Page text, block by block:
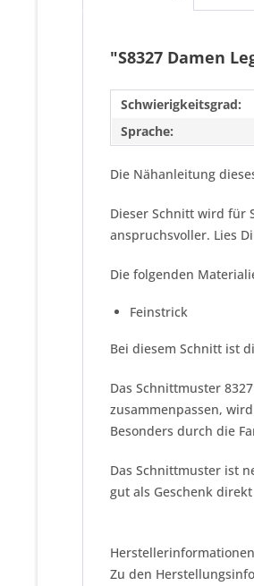
"S8327 Damen
Schwierigkeitsgrad:
Sprache:
Die Nähanleitung
Dieser Schnitt wird für
anspruchsvoller. Lies
Die folgenden
Feinstrick
Bei diesem Schnitt ist
Das Schnittmuster
zusammenpassen,
Besonders durch die
Das Schnittmuster ist
gut als Geschenk
Zu den